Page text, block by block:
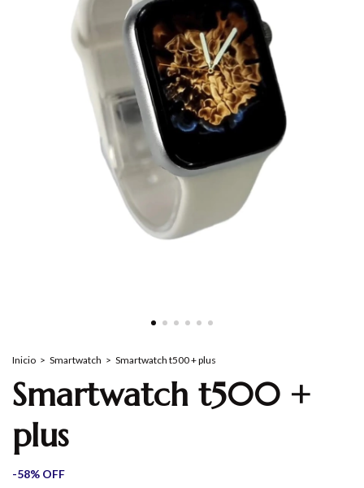
Inicio > Smartwatch > Smartwatch t500 + plus
Smartwatch t500 +
plus
-58% OFF